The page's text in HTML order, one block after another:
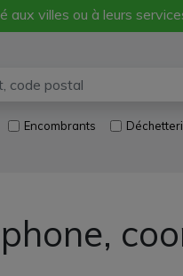
villes ou à leurs
Encombrants